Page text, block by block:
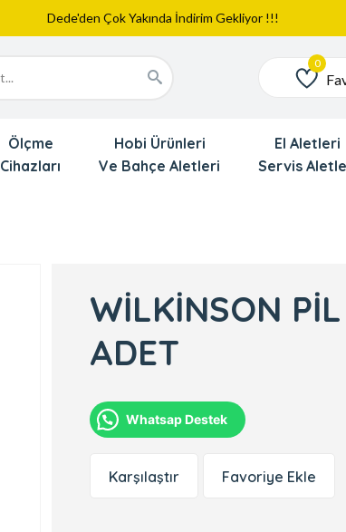
Web Sitemiz Yayında
Yeni Eklenen Ürünlerimizi İnceledinizmi ?
Favoriler
Ölçme
Cihazları
Hobi Ürünleri
Ve Bahçe Aletleri
El Aletleri
Servis
WİLKİNSON
ADET
Whatsap Destek
Karşılaştır Favoriye Ekle